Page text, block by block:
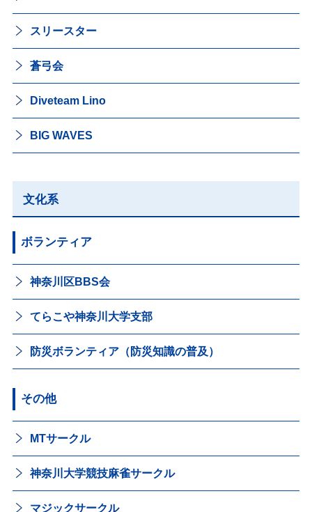
スリースター
蒼弓会
Diveteam Lino
BIG WAVES
文化系
ボランティア
神奈川区BBS会
てらこや神奈川大学支部
防災ボランティア（防災知識の普及）
その他
MTサークル
神奈川大学競技麻雀サークル
マジックサークル